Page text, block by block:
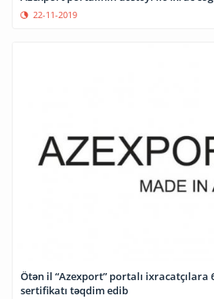
22-11-2019
Ötən il “Azexport” portalı ixracatçılara
sertifikatı təqdim edib